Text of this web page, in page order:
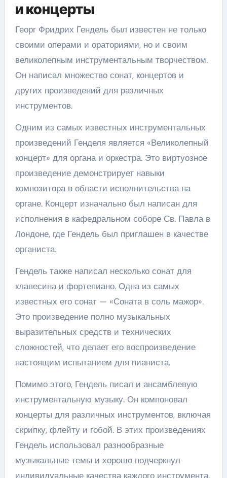
и концерты
Георг Фридрих Гендель был известен не только
своими операми и ораториями, но и своим
великолепным инструментальным творчеством.
Он написал множество сонат, концертов и
других произведений для различных
инструментов.
Одним из самых известных инструментальных
произведений Генделя является «Великолепный
концерт» для органа и оркестра. Это виртуозное
произведение демонстрирует навыки
композитора в области исполнительства на
органе. Концерт изначально был написан для
исполнения в кафедральном соборе Св. Павла в
Лондоне, где Гендель был приглашен в качестве
органиста.
Гендель также написал несколько сонат для
клавесина и фортепиано. Одна из самых
известных его сонат — «Соната в соль мажор».
Это произведение полно музыкальных
выразительных средств и технических
сложностей, что делает его воспроизведение
настоящим испытанием для пианиста.
Помимо этого, Гендель писал и ансамблевую
инструментальную музыку. Он компоновал
концерты для различных инструментов, включая
скрипку, флейту и гобой. В этих произведениях
Гендель использовал разнообразные
музыкальные темы и хорошо подчеркнул
индивидуальные качества каждого инструмента.